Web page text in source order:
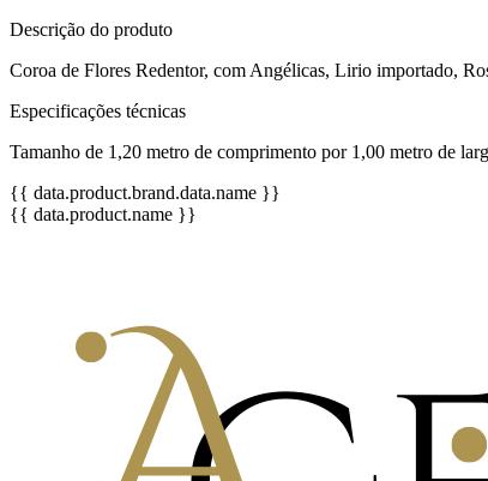
Descrição do produto
Coroa de Flores Redentor, com Angélicas, Lirio importado,
Especificações técnicas
Tamanho de 1,20 metro de comprimento por 1,00 metro de
{{ data.product.brand.data.name }}
{{ data.product.name }}